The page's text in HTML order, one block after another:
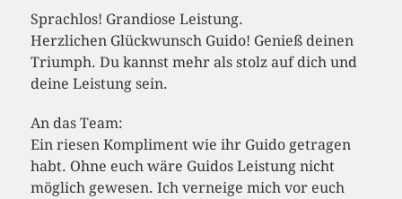
Sprachlos! Grandiose Leistung.
Herzlichen Glückwunsch Guido! Genieß deinen
Triumph. Du kannst mehr als stolz auf dich und
deine Leistung sein.
An das Team:
Ein riesen Kompliment wie ihr Guido getragen
habt. Ohne euch wäre Guidos Leistung nicht
möglich gewesen. Ich verneige mich vor euch